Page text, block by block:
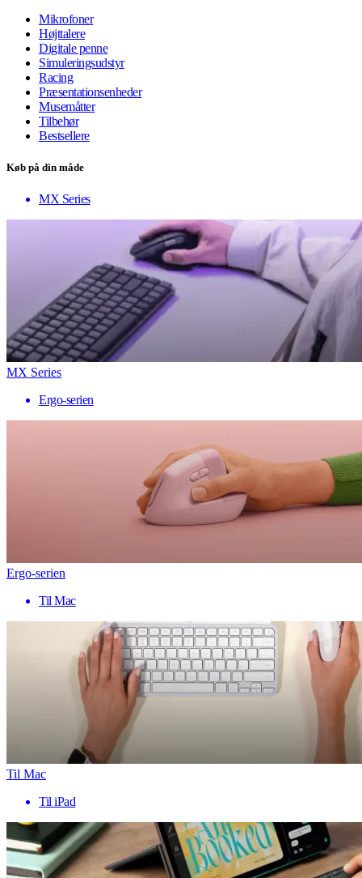
Mikrofoner
Højttalere
Digitale penne
Simuleringsudstyr
Racing
Præsentationsenheder
Musemåtter
Tilbehør
Bestsellere
Køb på din måde
MX Series
MX Series
Ergo-serien
Ergo-serien
Til Mac
Til Mac
Til iPad